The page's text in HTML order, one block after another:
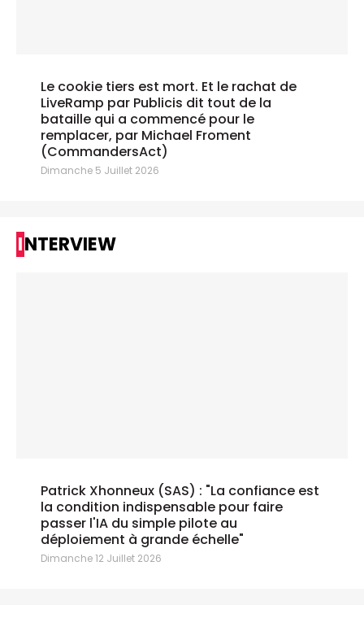
Le cookie tiers est mort. Et le rachat de
LiveRamp par Publicis dit tout de la
bataille qui a commencé pour le
remplacer, par Michael Froment
(CommandersAct)
Dimanche 5 Juillet 2026
INTERVIEW
Patrick Xhonneux (SAS) : "La confiance est
la condition indispensable pour faire
passer l'IA du simple pilote au
déploiement à grande échelle"
Dimanche 12 Juillet 2026